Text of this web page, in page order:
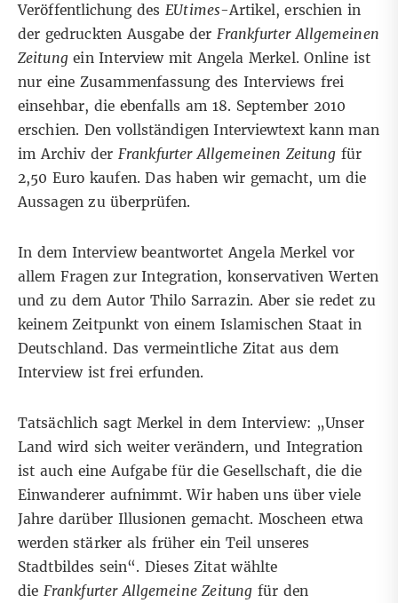
Veröffentlichung desEUtimes-Artikel, erschien in
der gedruckten Ausgabe der Frankfurter Allgemeinen
Zeitungein Interview mit Angela Merkel. Online ist
nur eine Zusammenfassungdes Interviews frei
einsehbar, die ebenfalls am 18. September 2010
erschien. Den vollständigen Interviewtext kann man
imArchiv derFrankfurter Allgemeinen Zeitung für
2,50 Euro kaufen. Das haben wir gemacht, um die
Aussagen zu überprüfen.
In dem Interview beantwortet Angela Merkel vor
allem Fragen zur Integration, konservativen Werten
und zu dem Autor Thilo Sarrazin. Aber sie redet zu
keinem Zeitpunkt von einem Islamischen Staat in
Deutschland. Das vermeintliche Zitat aus dem
Interview ist frei erfunden.
Tatsächlich sagt Merkel in dem Interview: „Unser
Land wird sich weiter verändern, und Integration
ist auch eine Aufgabe für die Gesellschaft, die die
Einwanderer aufnimmt. Wir haben uns über viele
Jahre darüber Illusionen gemacht. Moscheen etwa
werden stärker als früher ein Teil unseres
Stadtbildes sein“. Dieses Zitat wählte
die Frankfurter Allgemeine Zeitung für den